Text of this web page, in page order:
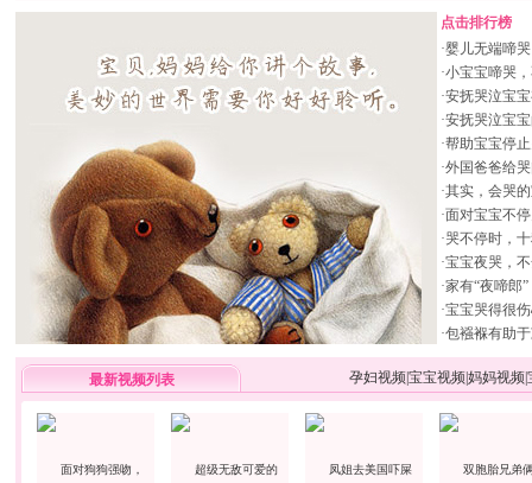
点击排行榜
·婴儿无端啼
·小宝宝啼哭
·安抚哭泣宝
·安抚哭泣宝
·帮助宝宝停
·外国爸爸给
·其实，会哭
·面对宝宝不
·哭不停时，
·宝宝夜哭，
·家有“夜啼郎
·宝宝哭得很
·包襁褓有助
最新视频列表 孕妇视频宝宝视频妈妈视频